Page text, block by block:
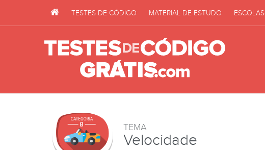
TESTES DE CÓDIGO MATERIAL DE ESTUDO ESCOLAS
TEMA
Velocidade